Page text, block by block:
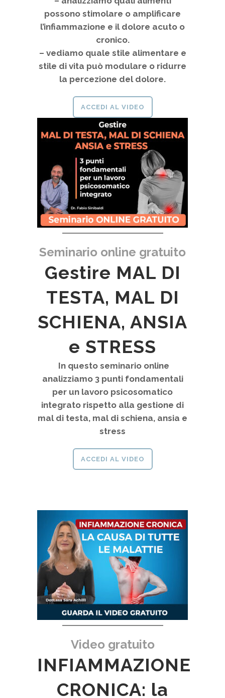
possono stimolare o amplificare
l’infiammazione e il dolore acuto o
cronico.
– vediamo quale stile alimentare e
stile di vita può modulare o ridurre
la percezione del dolore.
ACCEDI AL VIDEO
Seminario online gratuito
Gestire MAL DI
TESTA, MAL DI
SCHIENA, ANSIA
e STRESS
In questo seminario online
analizziamo 3 punti fondamentali
per un lavoro psicosomatico
integrato rispetto alla gestione di
mal di testa, mal di schiena, ansia e
stress
ACCEDI AL VIDEO
Video gratuito
INFIAMMAZIONE
CRONICA: la